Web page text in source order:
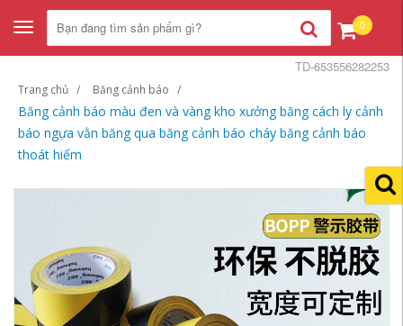
Toggle
navigation
0
Trang chủ Băng cảnh báo
Băng cảnh báo màu đen và vàng kho xưởng băng cách ly cảnh
báo ngựa vằn băng qua băng cảnh báo cháy băng cảnh báo
thoát hiểm
TD-653556282253